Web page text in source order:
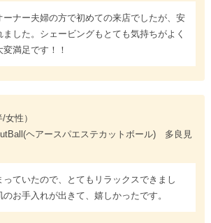
ーナー夫婦の方で初めての来店でしたが、安
した。シェービングもとても気持ちがよく
満足です！！
女性）
ヘアースパエステカットボール) 多良見
ていたので、とてもリラックスできまし
お手入れが出きて、嬉しかったです。